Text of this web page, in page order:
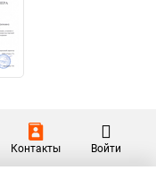
Контакты Войти